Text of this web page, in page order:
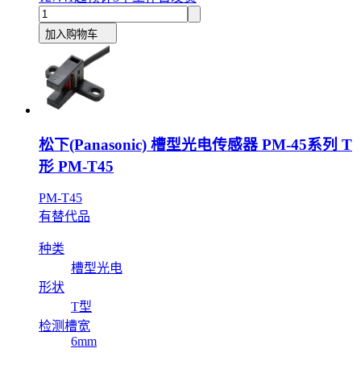
加入购物车
松下(Panasonic) 槽型光电传感器 PM-45系列 T
形 PM-T45
PM-T45
有替代品
种类
槽型光电
形状
T型
检测槽宽
6mm